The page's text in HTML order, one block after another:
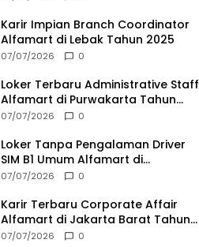
Karir Impian Branch Coordinator
Alfamart di Lebak Tahun 2025
07/07/2026 0
Loker Terbaru Administrative Staff
Alfamart di Purwakarta Tahun
2025
07/07/2026 0
Loker Tanpa Pengalaman Driver
SIM B1 Umum Alfamart di
Pontianak Tahun 2025
07/07/2026 0
Karir Terbaru Corporate Affair
Alfamart di Jakarta Barat Tahun
2025
07/07/2026 0